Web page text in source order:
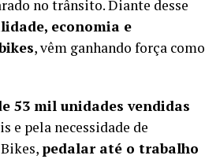
no trânsito. Diante desse
economia e
, vêm ganhando força como
53 mil unidades vendidas
e pela necessidade de
pedalar até o trabalho